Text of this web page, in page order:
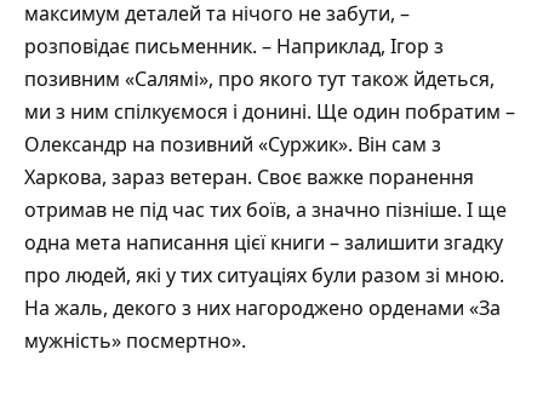
максимум деталей та нічого не забути, –
розповідає письменник. – Наприклад, Ігор з
позивним «Салямі», про якого тут також йдеться,
ми з ним спілкуємося і донині. Ще один побратим –
Олександр на позивний «Суржик». Він сам з
Харкова, зараз ветеран. Своє важке поранення
отримав не під час тих боїв, а значно пізніше. І ще
одна мета написання цієї книги – залишити згадку
про людей, які у тих ситуаціях були разом зі мною.
На жаль, декого з них нагороджено орденами «За
мужність» посмертно».